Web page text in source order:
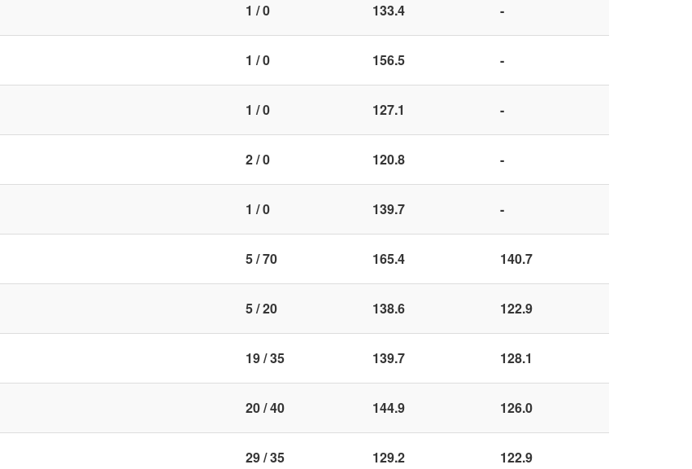
1 / 0 133.4 -
1 / 0 156.5 -
1 / 0 127.1 -
2 / 0 120.8 -
1 / 0 139.7 -
5 / 70 165.4 140.7
5 / 20 138.6 122.9
19 / 35 139.7 128.1
20 / 40 144.9 126.0
29 / 35 129.2 122.9